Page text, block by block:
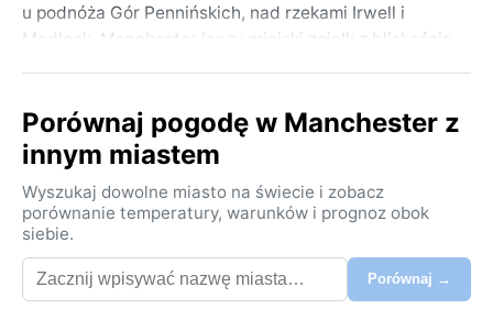
u podnóża Gór Pennińskich, nad rzekami Irwell i
Medlock, Manchester łączy miejski zgiełk z bliskością
średnią temperaturą około 20°C i chłodne zimy, gdy
termometry rzadko spadają poniżej zera, ale często
oscylują wokół 5°C. Opady są rozłożone równomiernie
przez cały rok — średnio 800 mm rocznie — a
wilgotność powietrza regularnie przekracza 80%.
Wiosną i jesienią przeważają deszcze przelotne i
wietrzne dni; zimą zdarzają się przymrozki, mgła, a
Porównaj pogodę w Manchester z
innym miastem
Wyszukaj dowolne miasto na świecie i zobacz
porównanie temperatury, warunków i prognoz obok
siebie.
Porównaj →